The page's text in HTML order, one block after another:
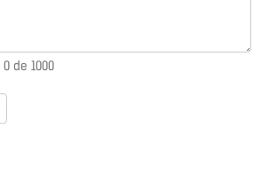
0 de 1000